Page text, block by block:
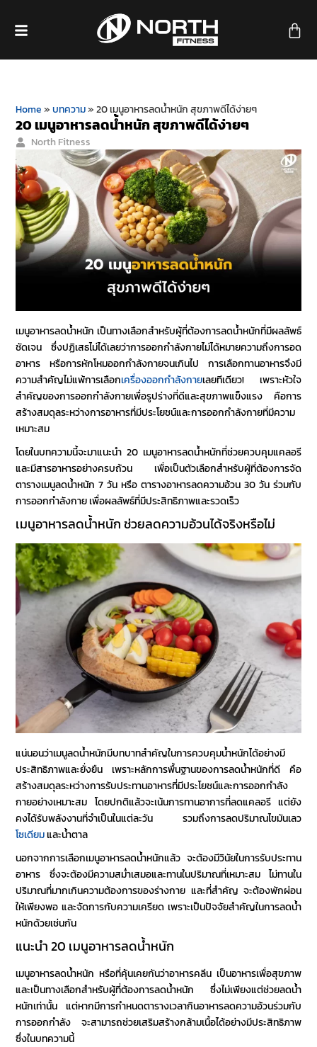
Home »บทความ»20 เมนูอาหารลดน้ำหนัก สุขภาพดีได้ง่ายๆ
20 เมนูอาหารลดน้ำหนัก สุขภาพดีได้ง่ายๆ
North Fitness
เมนูอาหารลดน้ำหนัก เป็นทางเลือกสำหรับผู้ที่ต้องการลดน้ำหนักที่มีผลลัพธ์
ชัดเจน ซึ่งปฏิเสธไม่ได้เลยว่าการออกกำลังกายไม่ได้หมายความถึงการอด
อาหาร หรือการหักโหมออกกำลังกายจนเกินไป การเลือกทานอาหารจึงมี
ความสำคัญไม่แพ้การเลือกเครื่องออกกำลังกายเลยทีเดียว! เพราะหัวใจ
สำคัญของการออกกำลังกายเพื่อรูปร่างที่ดีและสุขภาพแข็งแรง คือการ
สร้างสมดุลระหว่างการอาหารที่มีประโยชน์และการออกกำลังกายที่มีความ
เหมาะสม
โดยในบทความนี้จะมาแนะนำ 20 เมนูอาหารลดน้ำหนักที่ช่วยควบคุมแคลอรี
และมีสารอาหารอย่างครบถ้วน เพื่อเป็นตัวเลือกสำหรับผู้ที่ต้องการจัด
ตารางเมนูลดน้ำหนัก 7 วัน หรือ ตารางอาหารลดความอ้วน 30 วันร่วมกับ
การออกกำลังกาย เพื่อผลลัพธ์ที่มีประสิทธิภาพและรวดเร็ว
เมนูอาหารลดน้ำหนักช่วยลดความอ้วนได้จริงหรือไม่
แน่นอนว่าเมนูลดน้ำหนักมีบทบาทสำคัญในการควบคุมน้ำหนักได้อย่างมี
ประสิทธิภาพและยั่งยืน เพราะหลักการพื้นฐานของการลดน้ำหนักที่ดี คือ
สร้างสมดุลระหว่างการรับประทานอาหารที่มีประโยชน์และการออกกำลัง
กายอย่างเหมาะสม โดยปกติแล้วจะเน้นการทานอาการที่ลดแคลอรี แต่ยัง
คงได้รับพลังงานที่จำเป็นในแต่ละวัน รวมถึงการลดปริมาณไขมันเลว
โซเดียมและน้ำตาล
นอกจากการเลือกเมนูอาหารลดน้ำหนักแล้ว จะต้องมีวินัยในการรับประทาน
อาหาร ซึ่งจะต้องมีความสม่ำเสมอและทานในปริมาณที่เหมาะสม ไม่ทานใน
ปริมาณที่มากเกินความต้องการของร่างกาย และที่สำคัญ จะต้องพักผ่อน
ให้เพียงพอ และจัดการกับความเครียด เพราะเป็นปัจจัยสำคัญในการลดน้ำ
หนักด้วยเช่นกัน
แนะนำ20 เมนูอาหารลดน้ำหนัก
เมนูอาหารลดน้ำหนัก หรือที่คุ้นเคยกันว่าอาหารคลีน เป็นอาหารเพื่อสุขภาพ
และเป็นทางเลือกสำหรับผู้ที่ต้องการลดน้ำหนัก ซึ่งไม่เพียงแต่ช่วยลดน้ำ
หนักเท่านั้น แต่หากมีการกำหนดตารางเวลากินอาหารลดความอ้วนร่วมกับ
การออกกำลัง จะสามารถช่วยเสริมสร้างกล้ามเนื้อได้อย่างมีประสิทธิภาพ
ซึ่งในบทความนี้